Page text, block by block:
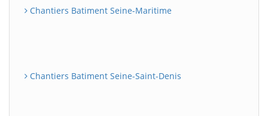
Chantiers Batiment Seine-Maritime
Chantiers Batiment Seine-Saint-Denis